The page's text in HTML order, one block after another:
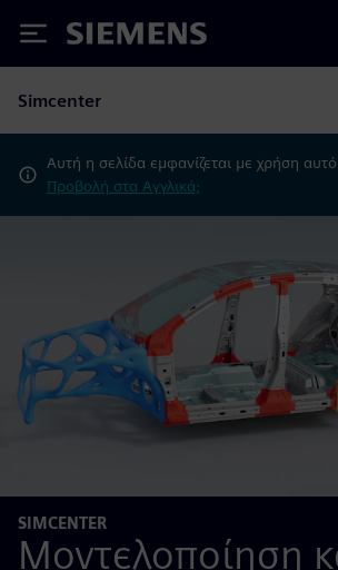
Siemens
Simcenter
Αυτή η σελίδα εμφανίζεται με χρήση
Προβολή στα Αγγλικά;
SIMCENTER
Μοντελοποίηση